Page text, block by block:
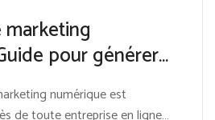
pour générer
numérique est
de toute entreprise en ligne.